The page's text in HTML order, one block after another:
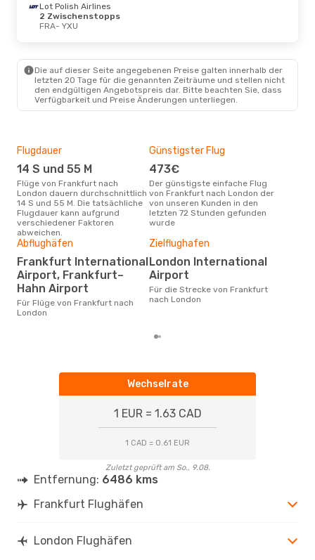
Di., 25. Aug.- Di., 1. Sept.
Air Canada
Fr., 2. Okt.- Sa., 10. Okt.
Air Canada
Lot Polish Airlines
2 Zwischenstopps
FRA- YXU
Die auf dieser Seite angegebenen Preise galten innerhalb der
letzten 20 Tage für die genannten Zeiträume und stellen nicht
den endgültigen Angebotspreis dar. Bitte beachten Sie, dass
Verfügbarkeit und Preise Änderungen unterliegen.
Flugdauer
14 S und 55 M
Flüge von Frankfurt nach
London dauern durchschnittlich
14 S und 55 M. Die tatsächliche
Flugdauer kann aufgrund
verschiedener Faktoren
abweichen.
Günstigster Flug
473€
Der günstigste einfache Flug
von Frankfurt nach London der
von unseren Kunden in den
letzten 72 Stunden gefunden
wurde
Abflughäfen
Frankfurt International
Airport, Frankfurt–
Hahn Airport
Für Flüge von Frankfurt nach
London
Zielflughafen
London International
Airport
Für die Strecke von Frankfurt
nach London
Wechselrate
1 EUR = 1.63 CAD
1 CAD = 0.61 EUR
Zuletzt geprüft am So., 9.08.
Entfernung: 6486 kms
Frankfurt Flughäfen
London Flughäfen